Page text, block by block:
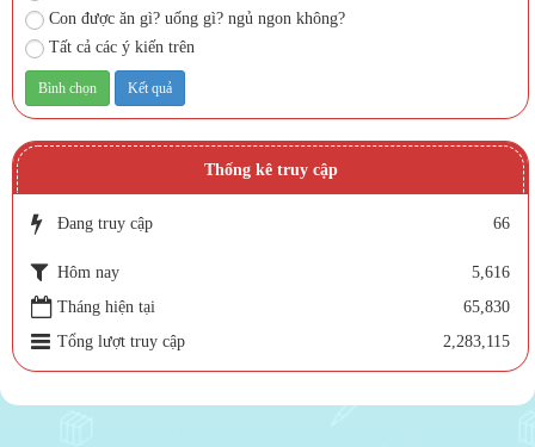
Con được ăn gì? uống gì? ngủ ngon không?
Tất cả các ý kiến trên
Thống kê truy cập
Đang truy cập 66
Hôm nay
5,616
Tháng hiện tại
65,830
Tổng lượt truy cập
2,283,115